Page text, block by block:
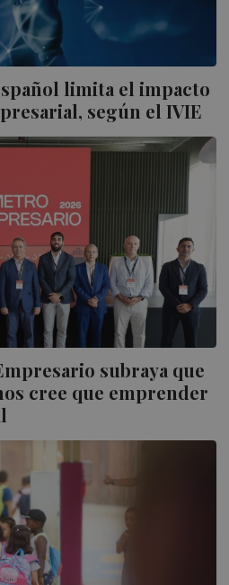
limita el impacto
según el IVIE
subraya que
cree que emprender